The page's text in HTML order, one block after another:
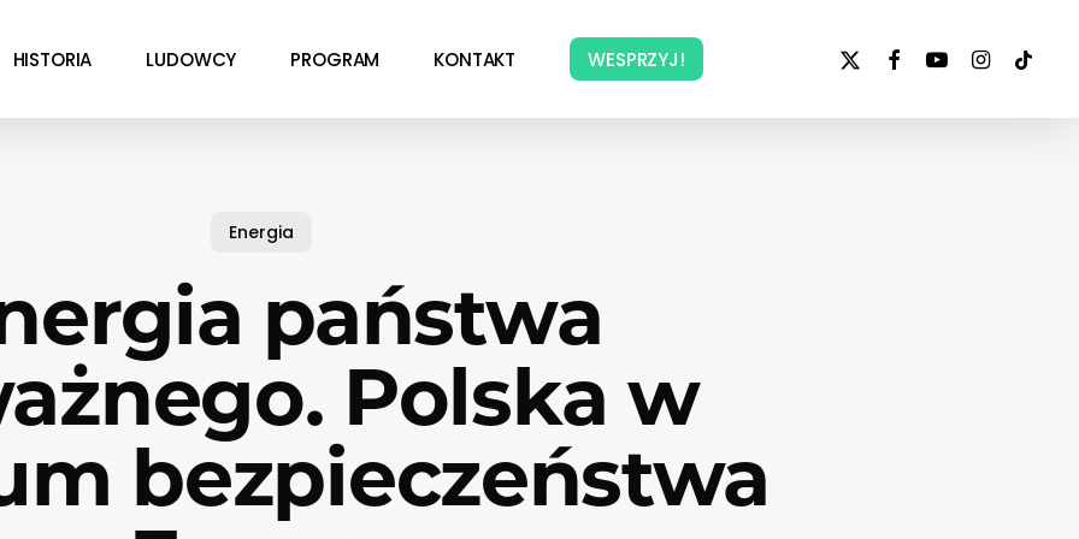
HISTORIA LUDOWCY PROGRAM KONTAKT WESPRZYJ!
x-
facebookyoutubeinstagram
tiktok
Energia
państwa
Polska w
bezpieczeństwa